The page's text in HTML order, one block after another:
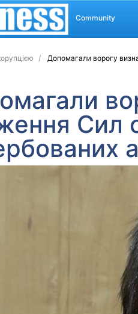
Community
Допомагали ворогу
Сил